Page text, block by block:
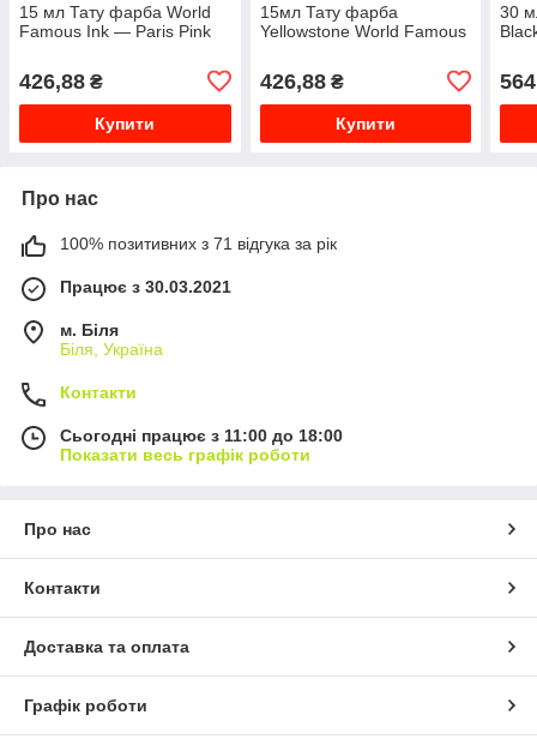
15 мл Тату фарба World
Famous Ink — Paris Pink
426,88 ₴
Купити
15мл Тату фарба
Yellowstone World Famous
426,88₴
Купити
30
564
Про нас
100% позитивних з 71 відгука за рік
Працює з 30.03.2021
м. Біля
Біля, Україна
Контакти
Сьогодні працює з 11:00 до 18:00
Показати весь графік роботи
Про нас
Контакти
Доставка та оплата
Графік роботи